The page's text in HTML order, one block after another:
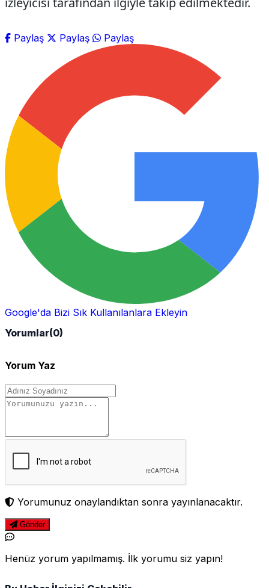
Paylaş Paylaş Paylaş
Google'da Bizi Sık Kullanılanlara Ekleyin
Yorumlar(0)
Yorum Yaz
Yorumunuz onaylandıktan sonra yayınlanacaktır.
Gönder
Henüz yorum yapılmamış. İlk yorumu siz yapın!